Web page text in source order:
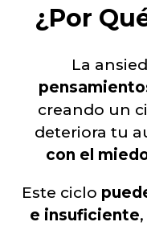
¿Por
La
creando un
deteriora tu
con el
Este ciclo
e insuficiente